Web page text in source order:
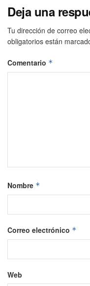
Deja una
Tu dirección de correo
obligatorios están
Comentario *
Nombre *
Correo electrónico *
Web